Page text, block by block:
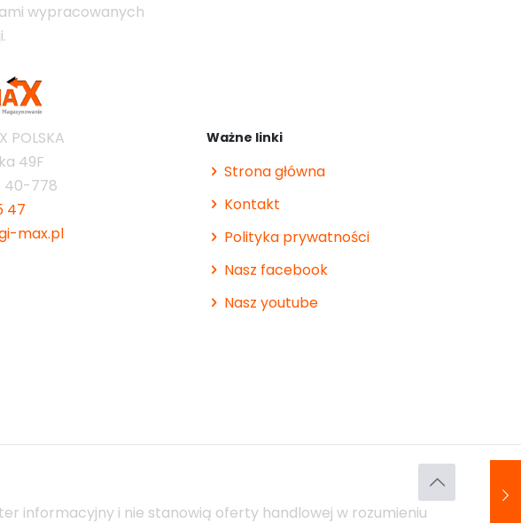
wypracowanych
POLSKA
49F
40-778
47
max.pl
Ważne linki
Strona główna
Kontakt
Polityka prywatności
Nasz facebook
Nasz youtube
informacyjny i nie stanowią oferty handlowej w rozumieniu